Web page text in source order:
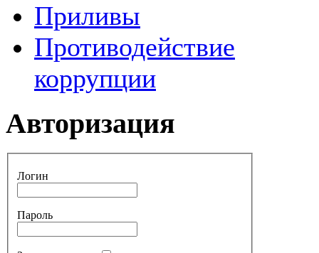
Приливы
Противодействие
коррупции
Авторизация
Логин
Пароль